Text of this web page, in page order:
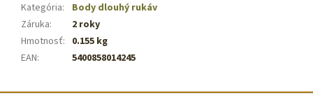
Kategória:
Body dlouhý rukáv
Záruka:
2 roky
Hmotnosť: 0.155 kg
EAN: 5400858014245